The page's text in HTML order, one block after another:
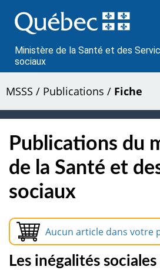
au
contenu
Ministère de la Santé et des
sociaux
MSSS / Publications / Fiche
Publications du
de la Santé et
sociaux
Aucun article dans votre
Les inégalités sociales